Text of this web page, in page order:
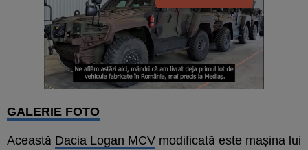
GALERIE FOTO
Această Dacia Logan MCV modificată este mașina lui